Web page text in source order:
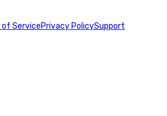
of ServicePrivacy PolicySupport